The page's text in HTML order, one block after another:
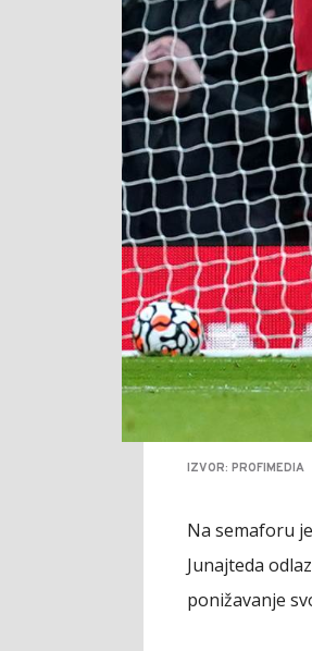
IZVOR: PROFIMEDIA
Na semaforu
Junajteda
ponižavanje